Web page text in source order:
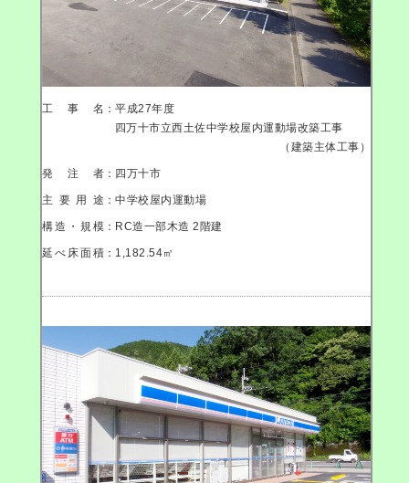
工事名 ：平成27年度
四万十市立西土佐中学校屋内運動場改築工事
（建築主体工事）
発注者 ：四万十市
主要用途 ：中学校屋内運動場
構造・規模 ：RC造一部木造 2階建
延べ床面積 ：1,182.54㎡